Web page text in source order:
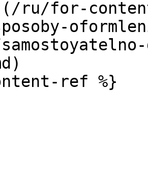
ru/for-